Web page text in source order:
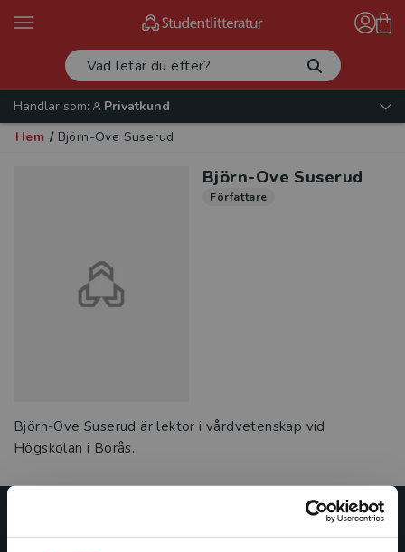
Handlar som:
Privatkund
Hem / Björn-Ove Suserud
Björn-Ove Suserud
Författare
Björn-Ove Suserud är lektor i vårdvetenskap vid
Högskolan i Borås.
Studentlitteratur